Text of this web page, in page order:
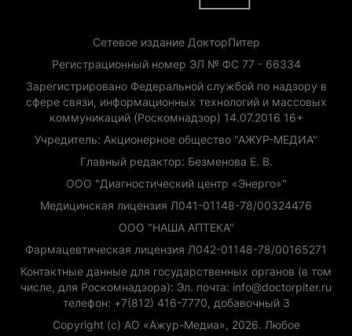
Сетевое издание ДокторПитер
Регистрационный номер ЭЛ № ФС 77 - 66334
Зарегистрировано Федеральной службой по надзору в
сфере связи, информационных технологий и массовых
коммуникаций (Роскомнадзор) 14.07.2016 16+
Учредитель: Акционерное общество "АЖУР-МЕДИА"
Главный редактор: Безменова Е. В.
ООО "Диагностический центр «Энерго»"
Медицинская лицензия Л041-01148-78/00324476
ООО "НАША АПТЕКА"
Фармацевтическая лицензия Л042-01148-78/00165271
Контактные данные для государственных органов (в том
числе, для Роскомнадзора): Эл. почта: info@doctorpiter.ru
телефон: +7(812) 416-7770, добавочный 3
Copyright (с) АО «Ажур-Медиа», 2026. Любое